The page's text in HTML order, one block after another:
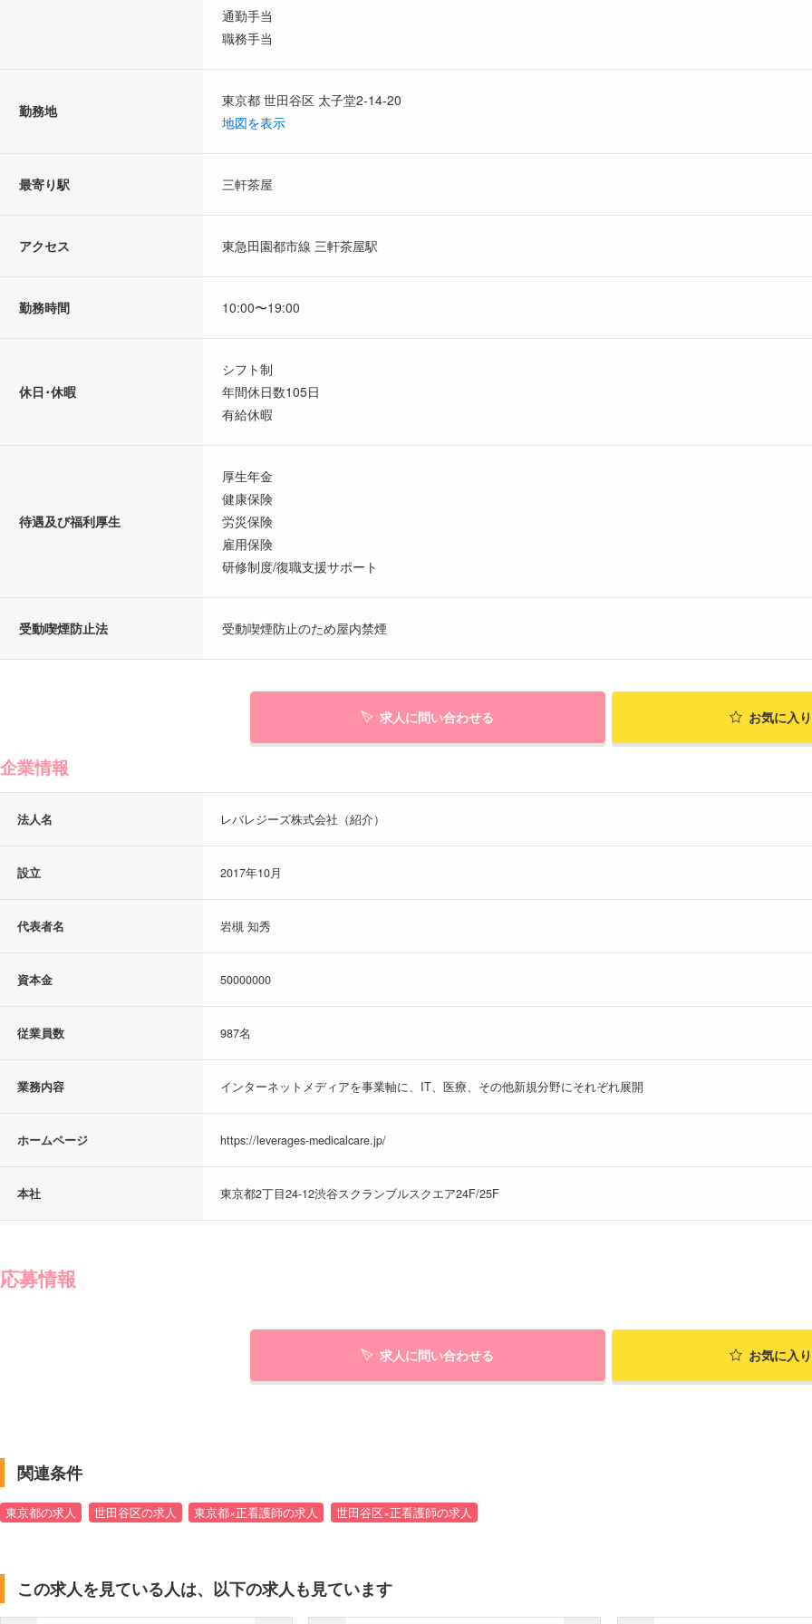
通勤手当
職務手当
勤務地
東京都 世田谷区 太子堂2-14-20
地図を表示
最寄り駅 三軒茶屋
アクセス 東急田園都市線 三軒茶屋駅
勤務時間 10:00〜19:00
休日･休暇
シフト制
年間休日数105日
有給休暇
待遇及び福利厚生
厚生年金
健康保険
労災保険
雇用保険
研修制度/復職支援サポート
受動喫煙防止法 受動喫煙防止のため屋内禁煙
求人に問い合わせる お気に入
企業情報
法人名 レバレジーズ株式会社（紹介）
設立 2017年10月
代表者名 岩槻 知秀
資本金 50000000
従業員数 987名
業務内容 インターネットメディアを事業軸に、IT、医療、その他新規分野にそれぞれ展開
ホームページ https://leverages-medicalcare.jp/
本社 東京都2丁目24-12渋谷スクランブルスクエア24F/25F
応募情報
求人に問い合わせる お気に入
関連条件
東京都の求人 世田谷区の求人 東京都×正看護師の求人 世田谷区×正看護師の求人
この求人を見ている人は、以下の求人も見ています